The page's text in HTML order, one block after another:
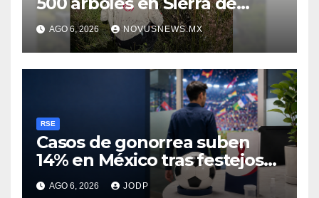
Guadalupe
AGO 6, 2026 NOVUSNEWS.MX
RSE
Casos de gonorrea suben
14% en México tras festejos
futboleros: Fundación MSI
AGO 6, 2026 JODP